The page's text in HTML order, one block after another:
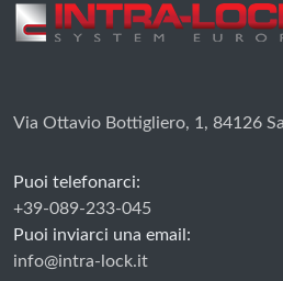
Via Ottavio Bottigliero, 1, 84126
Puoi telefonarci:
+39-089-233-045
Puoi inviarci una email:
info@intra-lock.it